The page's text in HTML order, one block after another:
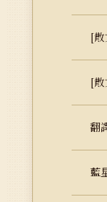
[散
[散
翻
藍